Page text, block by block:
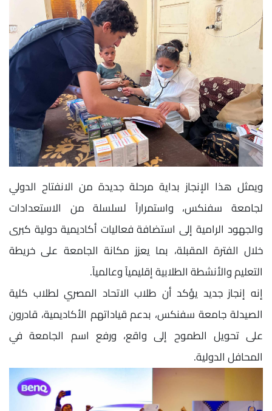
ويمثل هذا الإنجاز بداية مرحلة جديدة من الانفتاح الدولي
لجامعة سفنكس، واستمراراً لسلسلة من الاستعدادات
والجهود الرامية إلى استضافة فعاليات أكاديمية دولية كبرى
خلال الفترة المقبلة، بما يعزز مكانة الجامعة على خريطة
التعليم والأنشطة الطلابية إقليمياً وعالمياً.
إنه إنجاز جديد يؤكد أن طلاب الاتحاد المصري لطلاب كلية
الصيدلة جامعة سفنكس، بدعم قياداتهم الأكاديمية، قادرون
على تحويل الطموح إلى واقع، ورفع اسم الجامعة في
المحافل الدولية.